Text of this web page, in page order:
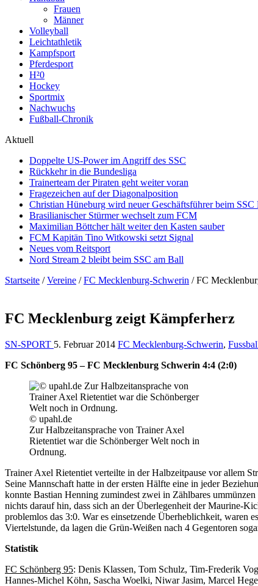
Frauen
Männer
Volleyball
Leichtathletik
Kampfsport
Pferdesport
H²0
Hockey
Sportmix
Nachwuchs
Fußball-Chronik
Aktuell
Doppelte US-Power im Angriff des SSC
Rückkehr in die Bundesliga
Trainerteam der Piraten geht weiter voran
Fragezeichen auf der Diagonalposition
Christian Hüneburg wird neuer Geschäftsführer beim SSC
Brasilianischer Stürmer wechselt zum FCM
Maximilian Böttcher hält weiter den Kasten sauber
FCM Kapitän Tino Witkowski setzt Signal
Neues vom Reitsport
Nord Stream 2 bleibt beim SSC am Ball
Startseite / Vereine / FC Mecklenburg-Schwerin / FC
FC Mecklenburg zeigt Kämpferherz
SN-SPORT 5. Februar 2014 FC Mecklenburg-Schwerin,
FC Schönberg 95 – FC Mecklenburg Schwerin 4:4 (2:0)
© upahl.de
Zur Halbzeitansprache von Trainer Axel
Rietentiet war die Schönberger Welt noch in
Ordnung.
Trainer Axel Rietentiet verteilte in der Halbzeitpause vor allem
Seine Mannschaft hatte in der ersten Hälfte eine in jeder
konnte Bastian Henning zumindest zwei in Zählbares
nichts darauf hin, dass sich an der Überlegenheit der Maurine-
problemlos das 3:0. War es einsetzende Überheblichkeit, waren
Viertelstunde, da lagen die Grün-Weißen nach 4 Gegentoren
Statistik
FC Schönberg 95: Denis Klassen, Tom Schulz, Tim-Frederik
Hannes-Michel Köhn, Sascha Woelki, Niwar Jasim, Marcel